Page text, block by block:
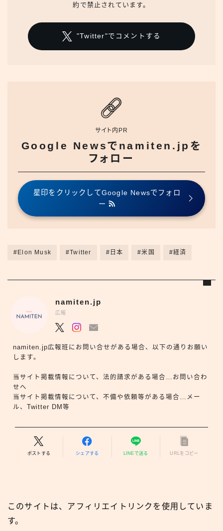
約で禁止されています。
"Twitter"でコメントする
サイト内PR
Google Newsでnamiten.jpを
フォロー
星印をクリックしてGoogle Newsでフォロ
ー
#Elon Musk #Twitter #日本 #米国 #経済
namiten.jp
広報
namiten.jp広報班にお問い合せがある場合、以下の通りお願い
します。
当サイト掲載情報について、法的請求がある場合…お問い合わ
せへ
当サイト掲載情報について、不備や依頼等がある場合…メー
ル、Twitter DM等
ポストする シェアする LINEで送る URLをコピー
このサイトは、アフィリエイトリンクを使用していま
す。